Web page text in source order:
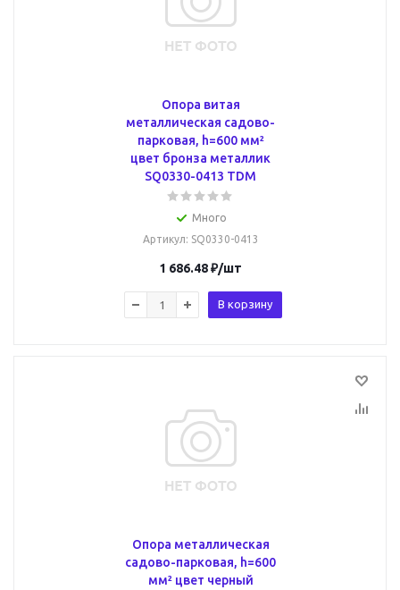
Опора витая
металлическая садово-
парковая, h=600 мм²
цвет бронза металлик
SQ0330-0413 TDM
Много
Артикул: SQ0330-0413
1 686.48₽/шт
В корзину
Опора металлическая
садово-парковая, h=600
мм² цвет черный